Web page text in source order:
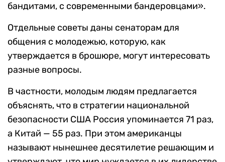
бандитами, с современными бандеровцами».
Отдельные советы даны сенаторам для
общения с молодежью, которую, как
утверждается в брошюре, могут интересовать
разные вопросы.
В частности, молодым людям предлагается
объяснять, что в стратегии национальной
безопасности США Россия упоминается 71 раз,
а Китай — 55 раз. При этом американцы
называют нынешнее десятилетие решающим и